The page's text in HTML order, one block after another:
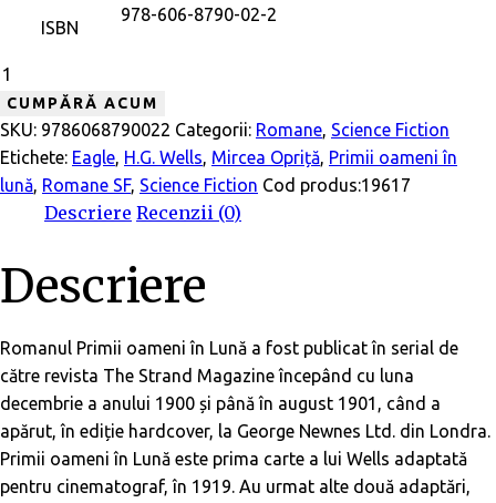
ISBN
978-606-8790-02-2
CUMPĂRĂ ACUM
SKU: 9786068790022 Categorii: Romane, Science Fiction
Etichete: Eagle, H.G. Wells, Mircea Opriță, Primii oameni în
lună, Romane SF, Science Fiction Cod produs:19617
Descriere Recenzii (0)
Descriere
Romanul Primii oameni în Lună a fost publicat în serial de
către revista The Strand Magazineîncepând cu luna
decembrie a anului 1900 și până în august 1901, când a
apărut, în ediție hardcover, la George Newnes Ltd. din Londra.
Primii oameni în Lună este prima carte a lui Wells adaptată
pentru cinematograf, în 1919. Au urmat alte două adaptări,